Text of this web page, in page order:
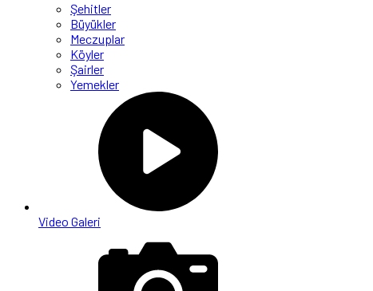
Şehitler
Büyükler
Meczuplar
Köyler
Şairler
Yemekler
Video Galeri